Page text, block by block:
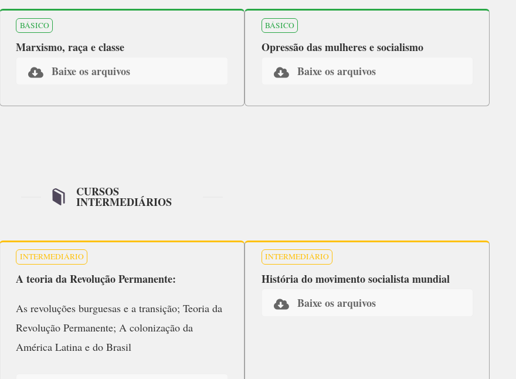
BÁSICO
Marxismo, raça e classe
Baixe os arquivos
BÁSICO
Opressão das mulheres e socialismo
Baixe os arquivos
CURSOS
INTERMEDIÁRIOS
INTERMEDIÁRIO
A teoria da Revolução Permanente:
As revoluções burguesas e a transição; Teoria da
Revolução Permanente; A colonização da
América Latina e do Brasil
INTERMEDIÁRIO
História do movimento socialista mundial
Baixe os arquivos